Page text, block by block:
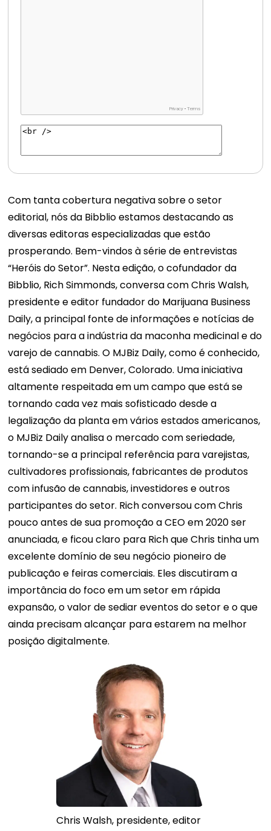
Com tanta cobertura negativa sobre o setor
editorial, nós da Bibblio estamos destacando as
diversas editoras especializadas que estão
prosperando. Bem-vindos à série de entrevistas
“Heróis do Setor”. Nesta edição, o cofundador da
Bibblio, Rich Simmonds, conversa com Chris Walsh,
presidente e editor fundador do Marijuana Business
Daily, a principal fonte de informações e notícias de
negócios para a indústria da maconha medicinal e do
varejo de cannabis. O MJBiz Daily, como é conhecido,
está sediado em Denver, Colorado. Uma iniciativa
altamente respeitada em um campo que está se
tornando cada vez mais sofisticado desde a
legalização da planta em vários estados americanos,
o MJBiz Daily analisa o mercado com seriedade,
tornando-se a principal referência para varejistas,
cultivadores profissionais, fabricantes de produtos
com infusão de cannabis, investidores e outros
participantes do setor. Rich conversou com Chris
pouco antes de sua promoção a CEO em 2020 ser
anunciada, e ficou claro para Rich que Chris tinha um
excelente domínio de seu negócio pioneiro de
publicação e feiras comerciais. Eles discutiram a
importância do foco em um setor em rápida
expansão, o valor de sediar eventos do setor e o que
ainda precisam alcançar para estarem na melhor
posição digitalmente.
Chris Walsh, presidente, editor